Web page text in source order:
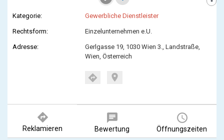
Kategorie: Gewerbliche Dienstleister
Rechtsform: Einzelunternehmen e.U.
Adresse:
Gerlgasse 19, 1030 Wien 3., Landstraße,
Wien, Österreich
directions location_on
directions
Reklamieren
chat
Bewertung
query_builder
Öffnungszeiten